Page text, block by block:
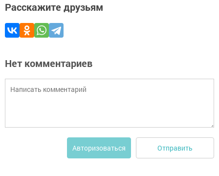
Расскажите друзьям
Нет комментариев
Авторизоваться Отправить